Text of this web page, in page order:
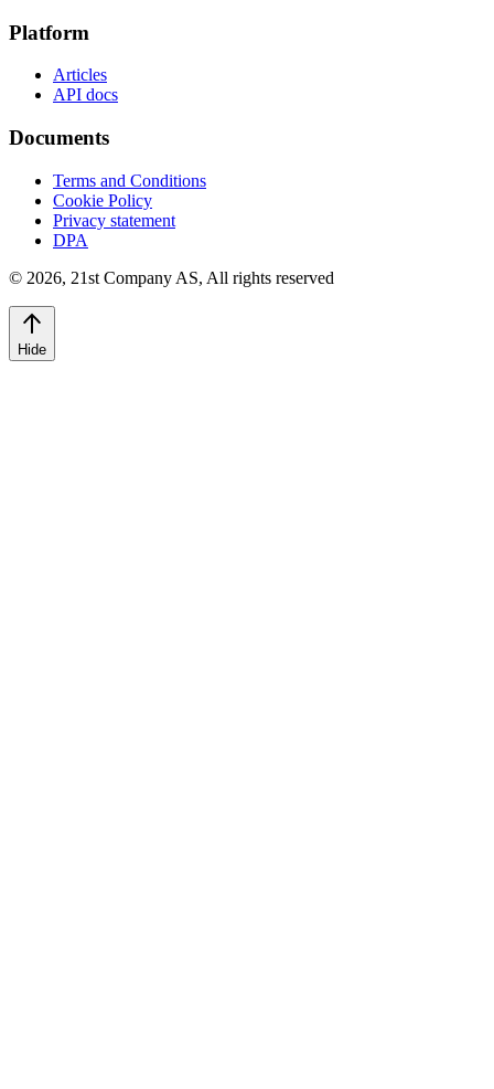
Platform
Articles
API docs
Documents
Terms and Conditions
Cookie Policy
Privacy statement
DPA
© 2026, 21st Company AS, All rights reserved
Hide